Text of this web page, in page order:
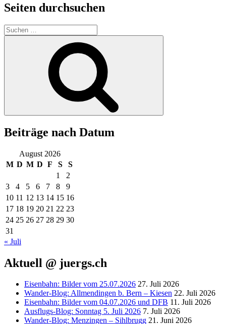
Seiten durchsuchen
Suchen
nach:
Beiträge nach Datum
August 2026
M D M D F S
S
1
2
3
4 5 6 7 8
9
10 11 12 13 14 15 16
17 18 19 20 21 22 23
24 25 26 27 28 29 30
31
« Juli
Aktuell @ juergs.ch
Eisenbahn: Bilder vom 25.07.2026 27. Juli 2026
Wander-Blog: Allmendingen b. Bern – Kiesen 22. Juli 2026
Eisenbahn: Bilder vom 04.07.2026 und DFB 11. Juli 2026
Ausflugs-Blog: Sonntag 5. Juli 2026 7. Juli 2026
Wander-Blog: Menzingen – Sihlbrugg 21. Juni 2026